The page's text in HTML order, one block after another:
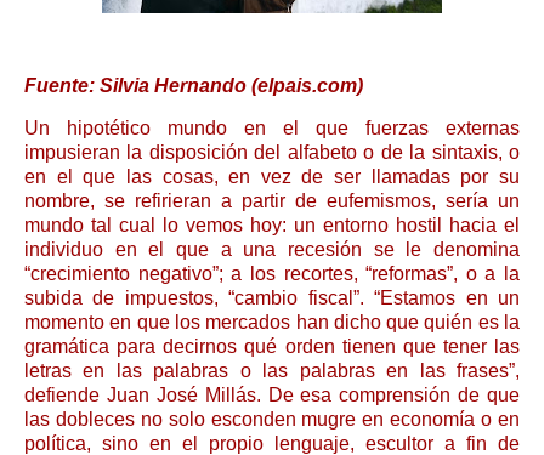
Fuente: Silvia Hernando (elpais.com)
Un hipotético mundo en el que fuerzas externas
impusieran la disposición del alfabeto o de la sintaxis, o
en el que las cosas, en vez de ser llamadas por su
nombre, se refirieran a partir de eufemismos, sería un
mundo tal cual lo vemos hoy: un entorno hostil hacia el
individuo en el que a una recesión se le denomina
“crecimiento negativo”; a los recortes, “reformas”, o a la
subida de impuestos, “cambio fiscal”. “Estamos en un
momento en que los mercados han dicho que quién es la
gramática para decirnos qué orden tienen que tener las
letras en las palabras o las palabras en las frases”,
defiende Juan José Millás. De esa comprensión de que
las dobleces no solo esconden mugre en economía o en
política, sino en el propio lenguaje, escultor a fin de